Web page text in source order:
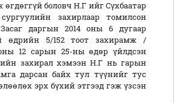
өгдөггүй боловч Н.Г ийг Сүхбаатар
захирлаар томилсон
даргын 2014 оны 6 дугаар
өдрийн 5/152 тоот захирамж /
12 сарын 25-ны өдөр үйлдсэн
захирал хэмээн Н.Г нь гарын
дарсан байх тул түүнийг тус
эрх бүхий этгээд гэж үзсэн